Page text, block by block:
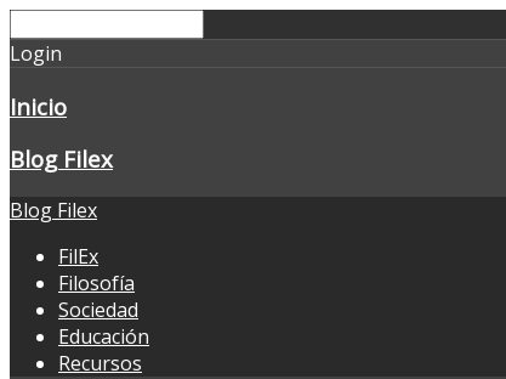
Login
Inicio
Blog Filex
Blog Filex
FilEx
Filosofía
Sociedad
Educación
Recursos